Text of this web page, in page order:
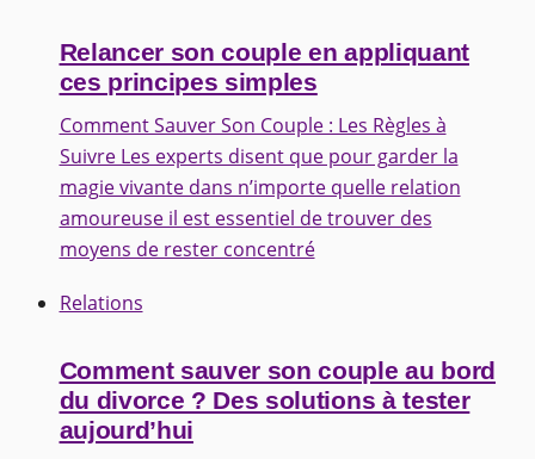
Relancer son couple en appliquant
ces principes simples
Comment Sauver Son Couple : Les Règles à
Suivre Les experts disent que pour garder la
magie vivante dans n’importe quelle relation
amoureuse il est essentiel de trouver des
moyens de rester concentré
Relations
Comment sauver son couple au bord
du divorce ? Des solutions à tester
aujourd’hui